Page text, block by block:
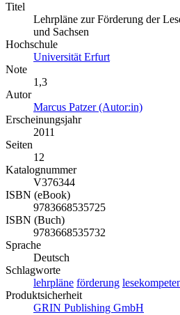
Titel
Lehrpläne zur Förderung der
und Sachsen
Hochschule
Universität Erfurt
Note
1,3
Autor
Marcus Patzer (Autor:in)
Erscheinungsjahr
2011
Seiten
12
Katalognummer
V376344
ISBN (eBook)
9783668535725
ISBN (Buch)
9783668535732
Sprache
Deutsch
Schlagworte
lehrpläne förderung
Produktsicherheit
GRIN Publishing GmbH